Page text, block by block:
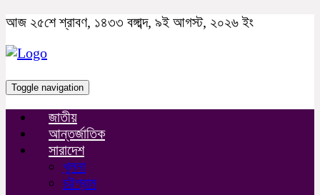
আজ ২৫শে শ্রাবণ, ১৪৩৩ বঙ্গাব্দ, ৯ই আগস্ট, ২০২৬ ইং
Toggle navigation
জাতীয়
আন্তর্জাতিক
সারাদেশ
খুলনা
চট্টগ্রাম